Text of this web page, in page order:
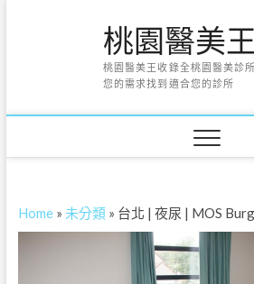
桃園醫美
桃園醫美王收錄全桃園醫美診
您的需求找到適合您的診所
Home» 未分類» 台北 | 夜尿 | MOS